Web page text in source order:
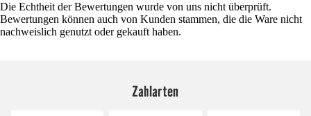
Die Echtheit der Bewertungen wurde von uns nicht überprüft.
Bewertungen können auch von Kunden stammen, die die Ware nicht
nachweislich genutzt oder gekauft haben.
Zahlarten